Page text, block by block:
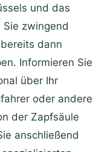
und das
zwingend
dann
Informieren Sie
über Ihr
oder andere
der Zapfsäule
anschließend